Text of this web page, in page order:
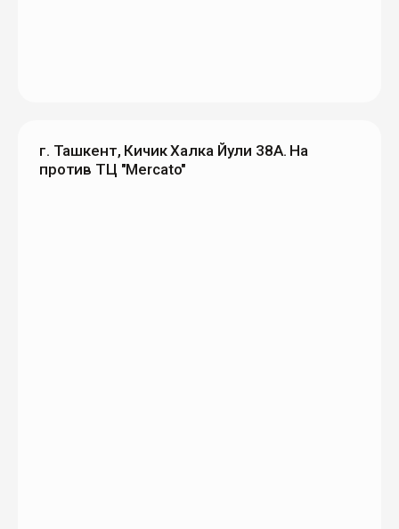
г. Ташкент, Кичик Халка Йули 38А. На
против ТЦ "Mercato"